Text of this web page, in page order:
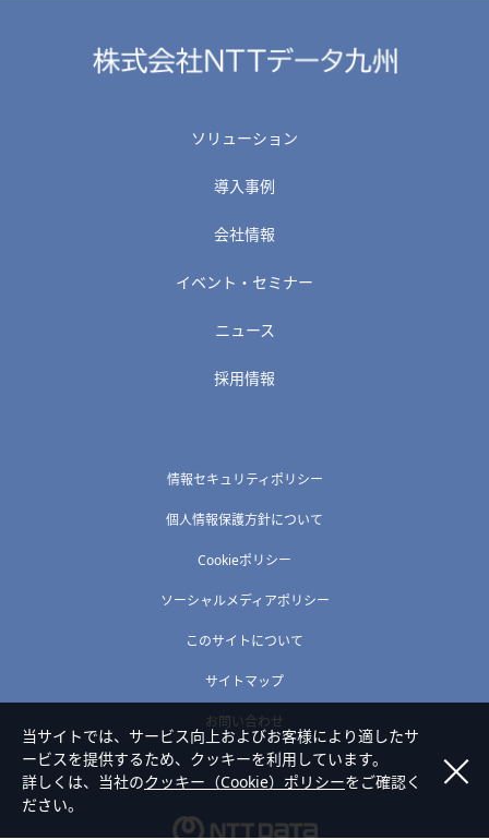
ソリューション
導入事例
会社情報
イベント・セミナー
ニュース
採用情報
情報セキュリティポリシー
個人情報保護方針について
Cookieポリシー
ソーシャルメディアポリシー
このサイトについて
サイトマップ
お問い合わせ
当サイトでは、サービス向上およびお客様により適したサ
ービスを提供するため、クッキーを利用しています。
詳しくは、当社のクッキー（Cookie）ポリシーをご確認く
ださい。